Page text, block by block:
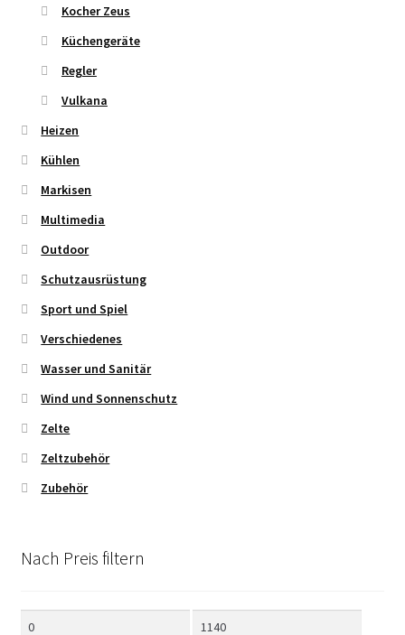
Kocher Zeus
Küchengeräte
Regler
Vulkana
Heizen
Kühlen
Markisen
Multimedia
Outdoor
Schutzausrüstung
Sport und Spiel
Verschiedenes
Wasser und Sanitär
Wind und Sonnenschutz
Zelte
Zeltzubehör
Zubehör
Nach Preis filtern